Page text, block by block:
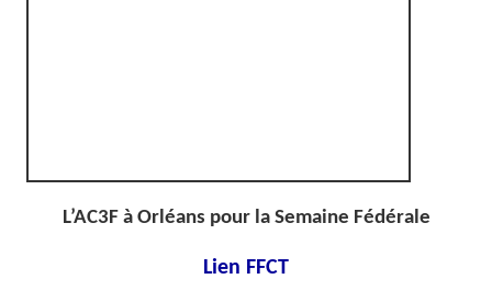
L’AC3F à Orléans pour la Semaine Fédérale
Lien FFCT